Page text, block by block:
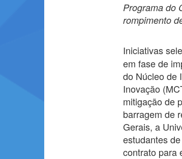
Programa do
rompimento
Iniciativas
em fase de
do Núcleo de
Inovação
mitigação de
barragem de
Gerais, a
estudantes
contrato para